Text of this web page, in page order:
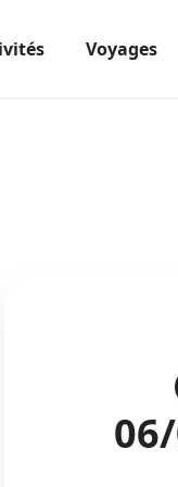
Voyages